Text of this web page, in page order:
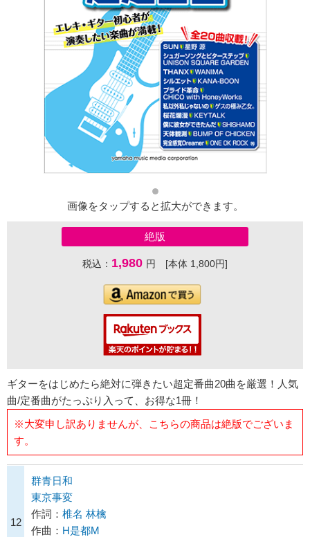
画像をタップすると拡大ができます。
絶版
税込： 1,980 円 [本体 1,800円]
ギターをはじめたら絶対に弾きたい超定番曲20曲を厳選！人気
曲/定番曲がたっぷり入って、お得な1冊！
※大変申し訳ありませんが、こちらの商品は絶版でございま
す。
12
群青日和
東京事変
作詞： 椎名 林檎
作曲： H是都M